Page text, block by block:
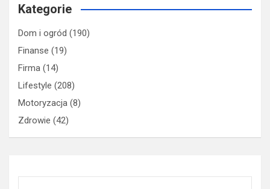
Kategorie
Dom i ogród (190)
Finanse (19)
Firma (14)
Lifestyle (208)
Motoryzacja (8)
Zdrowie (42)